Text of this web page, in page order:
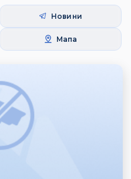
Новини
Мапа